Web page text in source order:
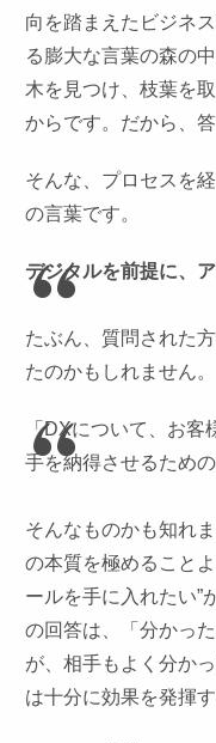
向を踏まえたビジネ
る膨大な言葉の森の
木を見つけ、枝葉を
からです。だから、
そんな、プロセスを
の言葉です。
デジタルを前提に、
たぶん、質問された
たのかもしれません。
「DXについて、お
手を納得させるため
そんなものかも知れ
の本質を極めること
ールを手に入れたい”
の回答は、「分かっ
が、相手もよく分か
は十分に効果を発揮